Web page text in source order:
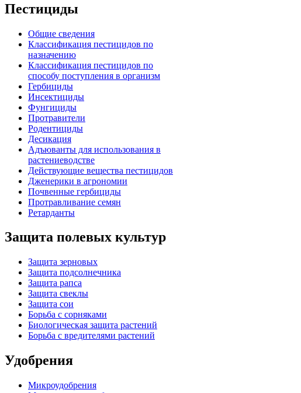
Пестициды
Общие сведения
Классификация пестицидов по
назначению
Классификация пестицидов по
способу поступления в организм
Гербициды
Инсектициды
Фунгициды
Протравители
Родентициды
Десикация
Адъюванты для использования в
растениеводстве
Действующие вещества пестицидов
Дженерики в агрономии
Почвенные гербициды
Протравливание семян
Ретарданты
Защита полевых культур
Защита зерновых
Защита подсолнечника
Защита рапса
Защита свеклы
Защита сои
Борьба с сорняками
Биологическая защита растений
Борьба с вредителями растений
Удобрения
Микроудобрения